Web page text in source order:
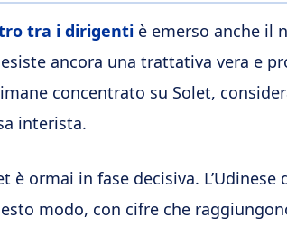
tra i dirigenti è emerso anche il
ancora una trattativa vera e
concentrato su Solet,
interista.
è ormai in fase decisiva.
modo, con cifre che